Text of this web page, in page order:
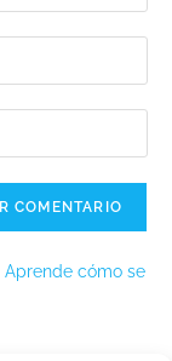
Aprende cómo se